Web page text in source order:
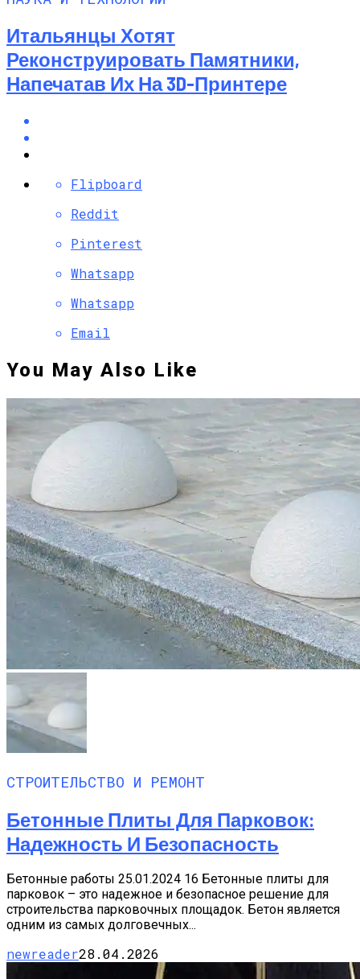
Итальянцы Хотят
Реконструировать Памятники,
Напечатав Их На 3D-Принтере
Flipboard
Reddit
Pinterest
Whatsapp
Whatsapp
Email
You May Also Like
СТРОИТЕЛЬСТВО И РЕМОНТ
Бетонные Плиты Для Парковок:
Надежность И Безопасность
Бетонные работы 25.01.2024 16 Бетонные плиты для
парковок – это надежное и безопасное решение для
строительства парковочных площадок. Бетон является
одним из самых долговечных...
newreader28.04.2026